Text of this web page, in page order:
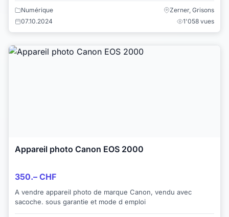
Numérique
Zerner, Grisons
07.10.2024
1'058 vues
Appareil photo Canon EOS 2000
350.– CHF
A vendre appareil photo de marque Canon, vendu avec
sacoche. sous garantie et mode d emploi